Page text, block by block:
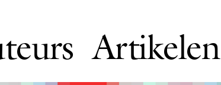
Artikelen